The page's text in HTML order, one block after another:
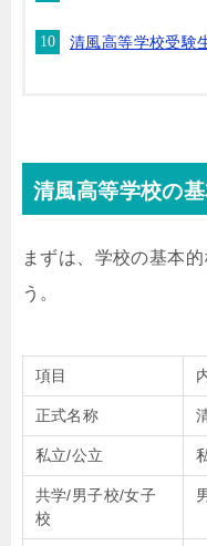
清風高等学校受験
清風高等学校の
まずは、学校の基本
う。
項目
正式名称
私立/公立
共学/男子校/女子
校